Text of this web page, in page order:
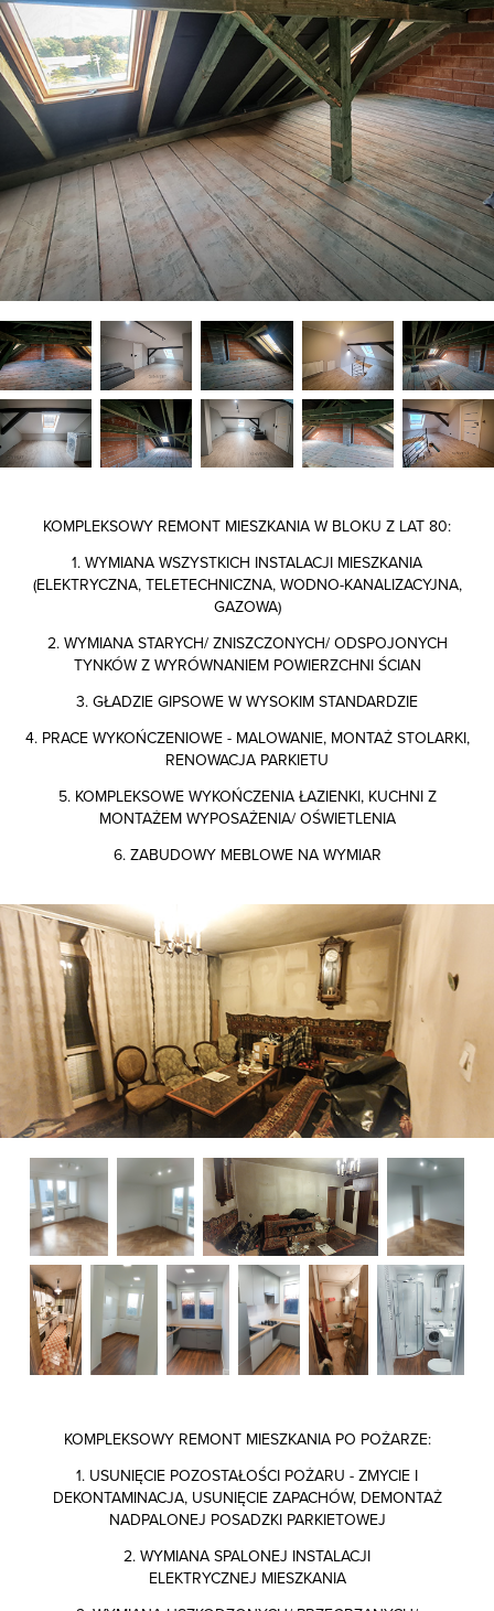
KOMPLEKSOWY REMONT MIESZKANIA W BLOKU Z LAT 80:
1. WYMIANA WSZYSTKICH INSTALACJI MIESZKANIA
(ELEKTRYCZNA, TELETECHNICZNA, WODNO-KANALIZACYJNA,
GAZOWA)
2. WYMIANA STARYCH/ ZNISZCZONYCH/ ODSPOJONYCH
TYNKÓW Z WYRÓWNANIEM POWIERZCHNI ŚCIAN
3. GŁADZIE GIPSOWE W WYSOKIM STANDARDZIE
4. PRACE WYKOŃCZENIOWE - MALOWANIE, MONTAŻ STOLARKI,
RENOWACJA PARKIETU
5. KOMPLEKSOWE WYKOŃCZENIA ŁAZIENKI, KUCHNI Z
MONTAŻEM WYPOSAŻENIA/ OŚWIETLENIA
6. ZABUDOWY MEBLOWE NA WYMIAR
KOMPLEKSOWY REMONT MIESZKANIA PO POŻARZE:
1. USUNIĘCIE POZOSTAŁOŚCI POŻARU - ZMYCIE I
DEKONTAMINACJA, USUNIĘCIE ZAPACHÓW, DEMONTAŻ
NADPALONEJ POSADZKI PARKIETOWEJ
2. WYMIANA SPALONEJ INSTALACJI
ELEKTRYCZNEJ MIESZKANIA